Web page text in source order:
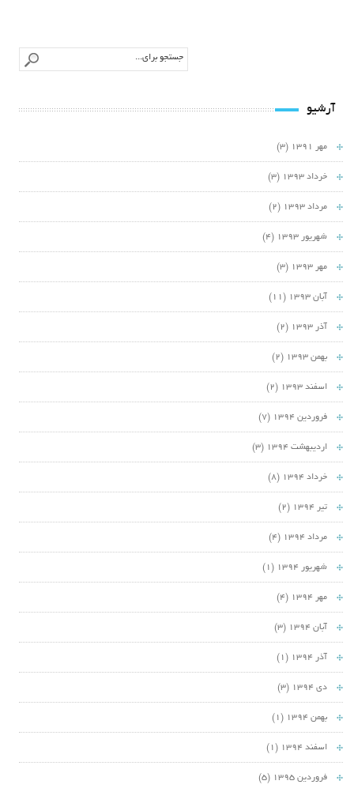
آرشیو
مهر 1391 (3)
خرداد 1393 (3)
مرداد 1393 (2)
شهریور 1393 (4)
مهر 1393 (3)
آبان 1393 (11)
آذر 1393 (2)
بهمن 1393 (2)
اسفند 1393 (2)
فروردین 1394 (7)
اردیبهشت 1394 (3)
خرداد 1394 (8)
تیر 1394 (2)
مرداد 1394 (4)
شهریور 1394 (1)
مهر 1394 (4)
آبان 1394 (3)
آذر 1394 (1)
دی 1394 (3)
بهمن 1394 (1)
اسفند 1394 (1)
فروردین 1395 (5)